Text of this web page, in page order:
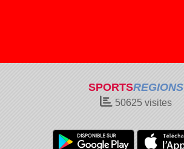
SPORTSREGIONS
50625visites